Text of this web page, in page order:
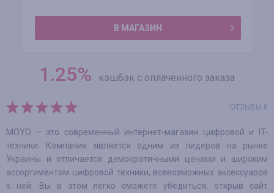
В МАГАЗИН
1.25% кэшбэк с оплаченного заказа
ОТЗЫВЫ 0
MOYO – это современный интернет-магазин цифровой и IT-
техники. Компания является одним из лидеров на рынке
Украины и отличается демократичными ценами и широким
ассортиментом цифровой техники, всевозможных аксессуаров
к ней. Вы в этом легко сможете убедиться, открыв сайт